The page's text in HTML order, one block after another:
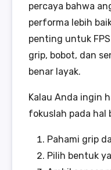
percaya bahwa
performa lebih
penting untuk
grip, bobot, dan
benar layak.
Kalau Anda ingin
fokuslah pada hal
Pahami grip
Pilih bentuk